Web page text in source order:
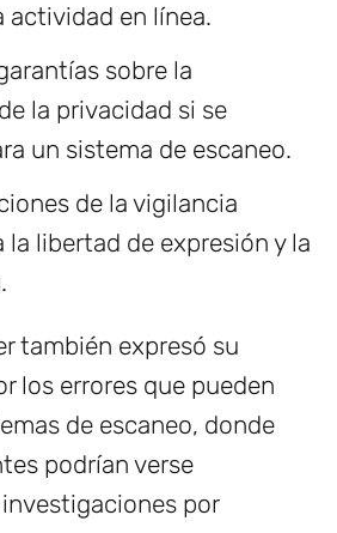
actividad en línea.
sobre la
la privacidad si se
un sistema de escaneo.
de la vigilancia
la libertad de expresión y la
también expresó su
los errores que pueden
de escaneo, donde
podrían verse
por